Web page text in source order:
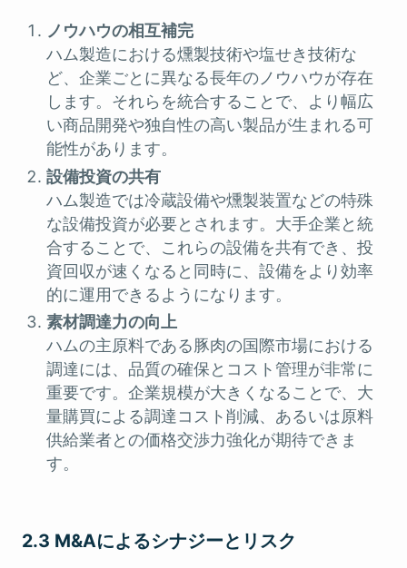
ノウハウの相互補完
ハム製造における燻製技術や塩せき技術な
ど、企業ごとに異なる長年のノウハウが存在
します。それらを統合することで、より幅広
い商品開発や独自性の高い製品が生まれる可
能性があります。
設備投資の共有
ハム製造では冷蔵設備や燻製装置などの特殊
な設備投資が必要とされます。大手企業と統
合することで、これらの設備を共有でき、投
資回収が速くなると同時に、設備をより効率
的に運用できるようになります。
素材調達力の向上
ハムの主原料である豚肉の国際市場における
調達には、品質の確保とコスト管理が非常に
重要です。企業規模が大きくなることで、大
量購買による調達コスト削減、あるいは原料
供給業者との価格交渉力強化が期待できま
す。
2.3 M&Aによるシナジーとリスク